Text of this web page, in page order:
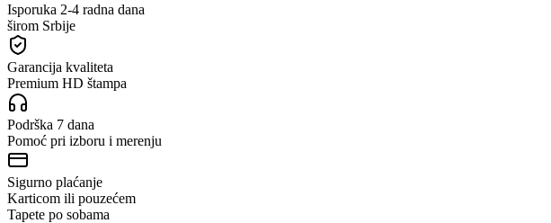
Isporuka 2-4 radna dana
širom Srbije
Garancija kvaliteta
Premium HD štampa
Podrška 7 dana
Pomoć pri izboru i merenju
Sigurno plaćanje
Karticom ili pouzećem
Tapete po sobama